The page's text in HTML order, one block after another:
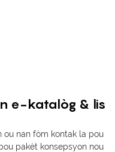
e-katalòg & lis
ou nan fòm kontak la pou
pakèt konsepsyon nou